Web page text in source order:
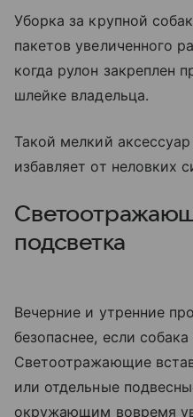
Уборка за крупной
пакетов увеличенного
когда рулон закреплен
шлейке владельца.
Такой мелкий
избавляет от неловких
подсветка
Вечерние и утренние
безопаснее, если
Светоотражающие
или отдельные
окружающим вовремя